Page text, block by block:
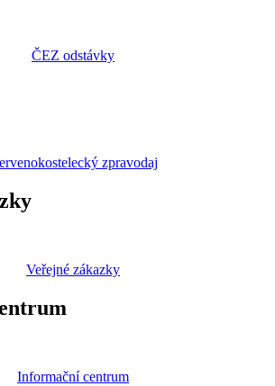
ČEZ odstávky
zpravodaj
Veřejné zákazky
Informační centrum